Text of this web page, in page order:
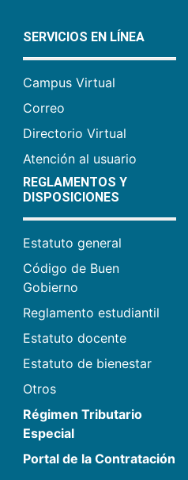
SERVICIOS EN LÍNEA
Campus Virtual
Correo
Directorio Virtual
Atención al usuario
REGLAMENTOS Y
DISPOSICIONES
Estatuto general
Código de Buen
Gobierno
Reglamento estudiantil
Estatuto docente
Estatuto de bienestar
Otros
Régimen Tributario
Especial
Portal de la Contratación